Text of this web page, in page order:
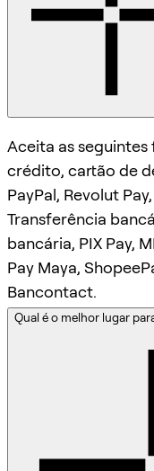
Aceita as
crédito, cartão de
PayPal, Revolut
Transferência
bancária, PIX Pay,
Pay Maya,
Bancontact.
Qual é o melhor lugar